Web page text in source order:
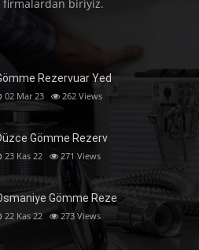
biriyiz.
Rezervuar Yed
02 Mar 23 262 Views
Gömme Rezerv
23 Kas 22 271 Views
Gömme Reze
22 Kas 22 273 Views